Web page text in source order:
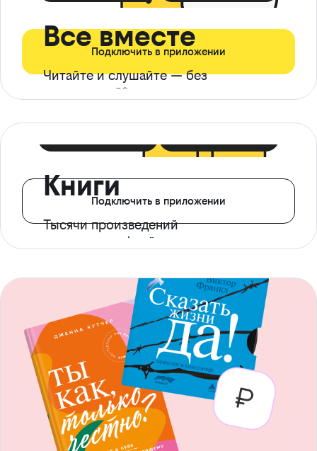
Все вместе
Читайте и слушайте — без
ограничений*
Подключить в приложении
Книги
Тысячи произведений
с доступом офлайн
Подключить в приложении